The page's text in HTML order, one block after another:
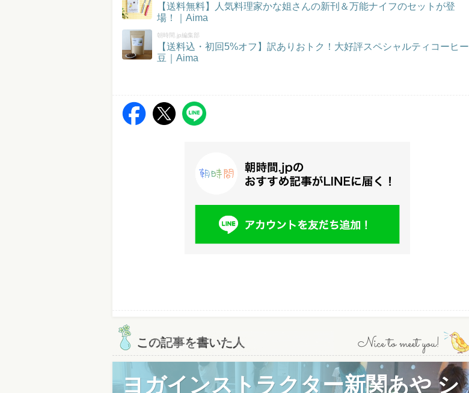
【送料無料】人気料理家かな姐さんの新刊＆万能ナイフのセットが登
場！｜Aima
朝時間.jp編集部
【送料込・初回5%オフ】訳ありおトク！大好評スペシャルティコーヒー
豆｜Aima
この記事を書いた人 Nice to meet you!
ヨガインストラクター新関あや シ